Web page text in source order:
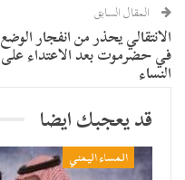
المقال السابق
الانتقالي يحذر من انفجار الوضع
في حضرموت بعد الاعتداء على
النساء
قد يعجبك ايضا
المساء اليمني